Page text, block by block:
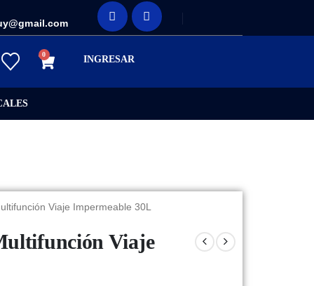
0 INGRESAR
Viaje Impermeable 30L
Viaje